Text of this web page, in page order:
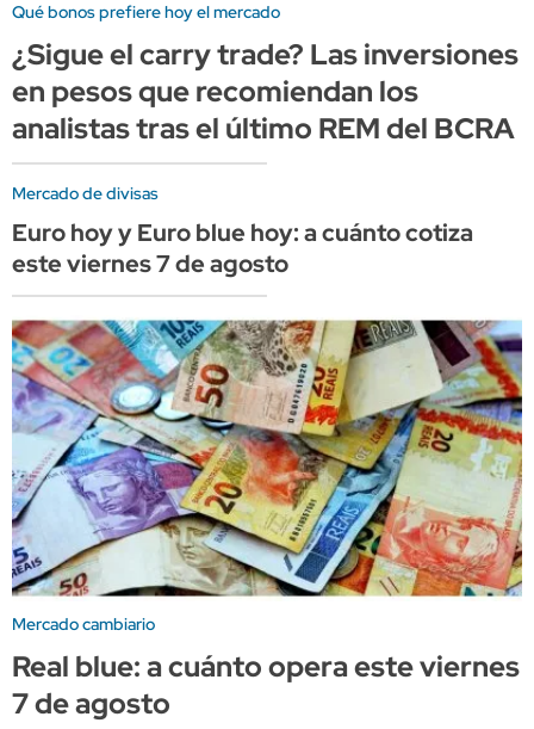
Qué bonos prefiere hoy el mercado
¿Sigue el carry trade? Las inversiones
en pesos que recomiendan los
analistas tras el último REM del BCRA
Mercado de divisas
Euro hoy y Euro blue hoy: a cuánto cotiza
este viernes 7 de agosto
Mercado cambiario
Real blue: a cuánto opera este viernes
7 de agosto